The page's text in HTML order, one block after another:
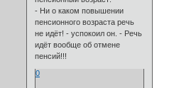
- Ни о каком повышении
пенсионного возраста речь
не идёт! - успокоил он. - Речь
идёт вообще об отмене
пенсий!!!
0